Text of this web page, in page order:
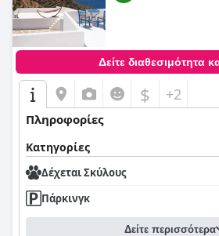
Δείτε διαθεσιμότητα
$ +2
Πληροφορίες
Κατηγορίες
Δέχεται Σκύλους
Πάρκινγκ
Δείτε περισσότερα